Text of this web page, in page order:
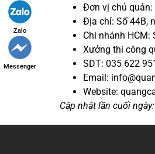
Đơn vị chủ quản:
Địa chỉ: Số 44B,
Chi nhánh HCM:
Xưởng thi công
SDT: 035 622
Email:
Website:
Cập nhật lần cuối
Zalo
Messenger